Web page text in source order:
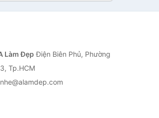
Làm Đẹp Điện Biên Phủ, Phường
Tp.HCM